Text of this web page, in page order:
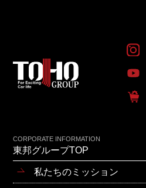
CORPORATE INFORMATION
東邦グループTOP
私たちのミッション